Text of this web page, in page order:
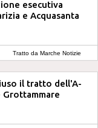
esecutiva
e Acquasanta
Tratto da Marche Notizie
il tratto dell'A-